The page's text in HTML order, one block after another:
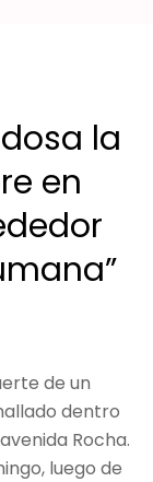
la
en
de un
dentro
Rocha.
luego de